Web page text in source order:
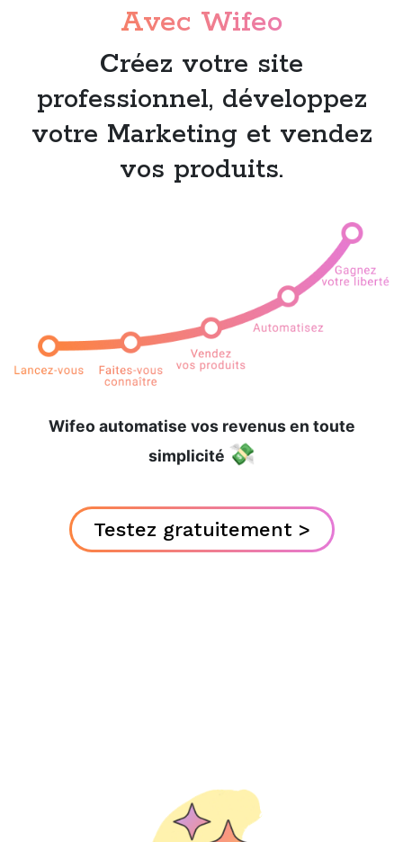
Avec Wifeo
Créez votre site
professionnel, développez
votre Marketing et vendez
vos produits.
Wifeo automatise vos revenus en toute
simplicité 💸
Testez gratuitement >